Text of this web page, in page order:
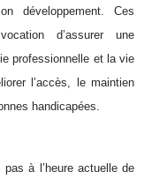
développement. Ces
d’assurer une
professionnelle et la vie
l’accès, le maintien
handicapées.
à l’heure actuelle de